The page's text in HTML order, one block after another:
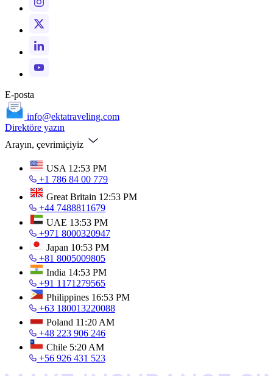
E-posta
info@ektatraveling.com
Direktöre yazın
Arayın, çevrimiçiyiz
USA 12:53 PM
+1 786 84 00 779
Great Britain 12:53 PM
+44 7488811679
UAE 13:53 PM
+971 8000320947
Japan 10:53 PM
+81 8005009805
India 14:53 PM
+91 1171279565
Philippines 16:53 PM
+63 180013220088
Poland 11:20 AM
+48 223 906 246
Chile 5:20 AM
+56 926 431 523